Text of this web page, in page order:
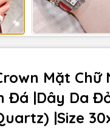
Mặt Chữ
Đá |Dây Da
|Size